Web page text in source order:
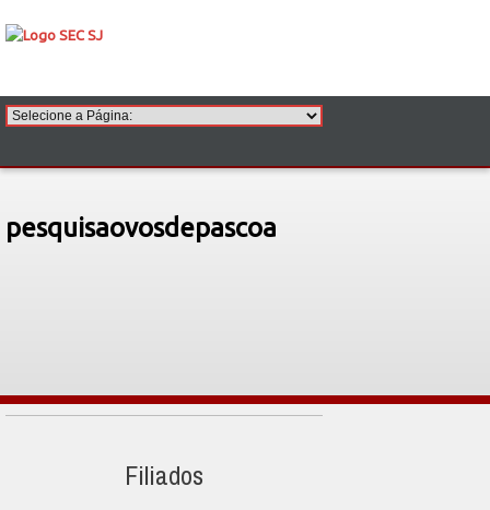
pesquisaovosdepascoa
Filiados